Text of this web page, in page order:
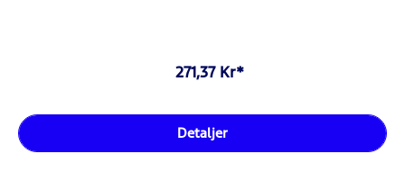
271,37 Kr*
Detaljer